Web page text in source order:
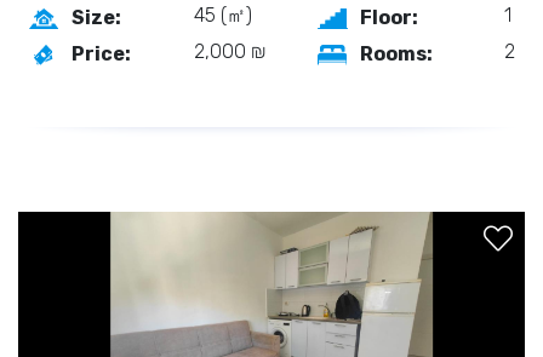
Size: 45 (㎡) Floor:
1
Price:
2,000 ₪ Rooms: 2